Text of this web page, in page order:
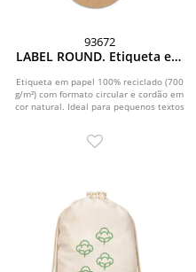
93672
LABEL ROUND. Etiqueta em
g/m²) com formato circular
Etiqueta em papel 100% reciclado (700
g/m²) com formato circular e cordão em
cor natural. Ideal para pequenos textos